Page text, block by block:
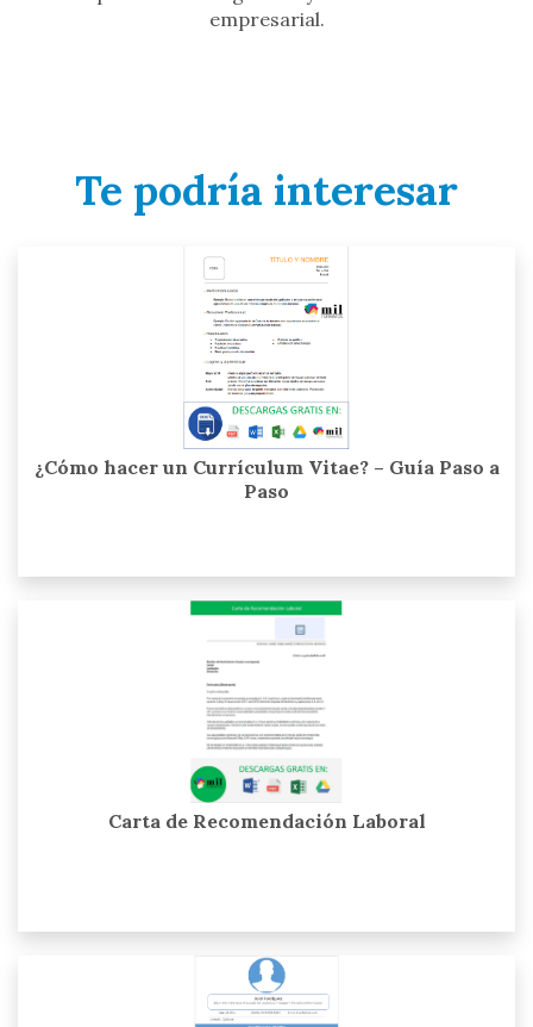
empresarial.
Te podría interesar
¿Cómo hacer un Currículum Vitae? – Guía Paso a
Paso
Carta de Recomendación Laboral